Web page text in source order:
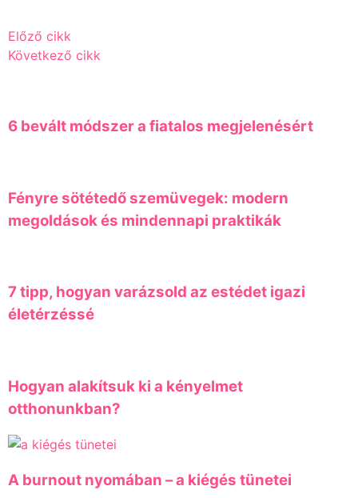
Előző cikk
Következő cikk
6 bevált módszer a fiatalos megjelenésért
Fényre sötétedő szemüvegek: modern
megoldások és mindennapi praktikák
7 tipp, hogyan varázsold az estédet igazi
életérzéssé
Hogyan alakítsuk ki a kényelmet
otthonunkban?
A burnout nyomában – a kiégés tünetei